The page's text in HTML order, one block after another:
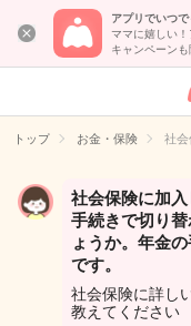
アプリでいつで
ママに嬉しい！
キャンペーンも
トップ お金・保険 社会
社会保険に加
手続きで切り
ょうか。年金
です。
社会保険に詳し
教えてください